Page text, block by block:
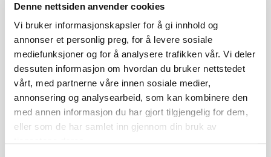
Denne nettsiden anvender cookies
Vi bruker informasjonskapsler for å gi innhold og
annonser et personlig preg, for å levere sosiale
mediefunksjoner og for å analysere trafikken vår. Vi deler
dessuten informasjon om hvordan du bruker nettstedet
vårt, med partnerne våre innen sosiale medier,
annonsering og analysearbeid, som kan kombinere den
med annen informasjon du har gjort tilgjengelig for dem,
eller som de har samlet inn gjennom din bruk av